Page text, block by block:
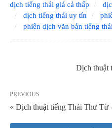
dịch tiếng thái giá cả thấp
dịch tiếng thái uy tín
phiên dịch văn bản tiếng thái
Dịch thuật
PREVIOUS
« Dịch thuật tiếng Thái Thư Từ